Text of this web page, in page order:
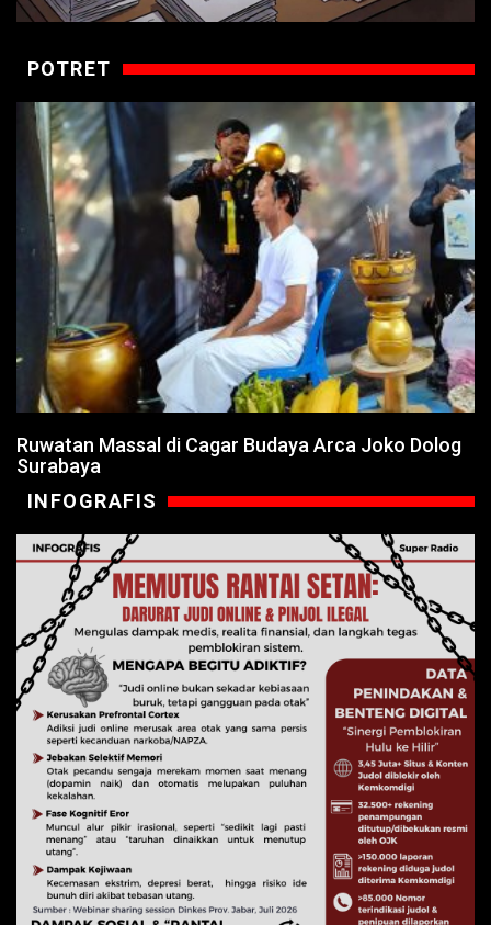
POTRET
Ruwatan Massal di Cagar Budaya Arca Joko Dolog
Surabaya
INFOGRAFIS